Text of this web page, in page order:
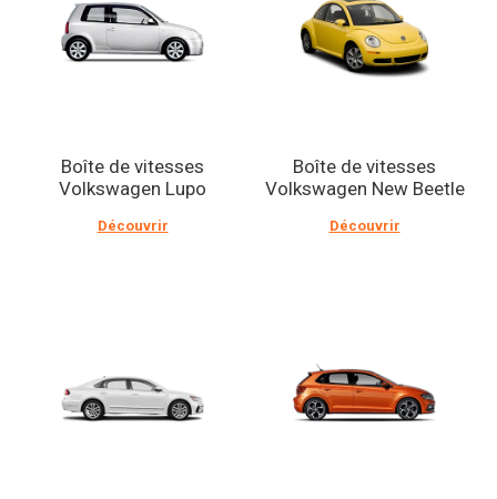
Boîte de vitesses
Volkswagen Lupo
Découvrir
Boîte de vitesses
Volkswagen New Beetle
Découvrir